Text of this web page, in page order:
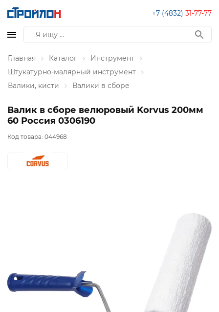
+7 (4832) 31-77-77
Главная Каталог
Инструмент
Штукатурно-малярный инструмент
Валики, кисти
Валики в сборе
Валик в сборе велюровый Korvus 200мм
60 Россия 0306190
Код товара: 044968